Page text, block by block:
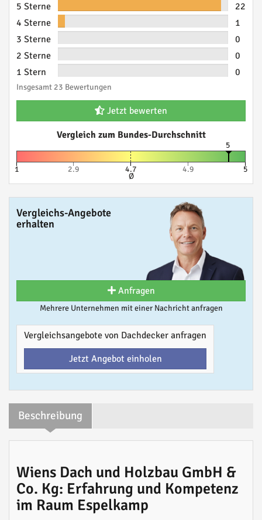
5 Sterne
22
4 Sterne
1
3 Sterne
0
2 Sterne
0
1 Stern
0
Insgesamt 23 Bewertungen
Jetzt bewerten
Vergleich zum Bundes-Durchschnitt
5
1 2.9 4.7
Ø
4.9 5
Vergleichs-Angebote
erhalten
Anfragen
Mehrere Unternehmen mit einer Nachricht anfragen
Vergleichsangebote von Dachdecker anfragen
Jetzt Angebot einholen
Beschreibung
Wiens Dach und Holzbau GmbH &
Co. Kg: Erfahrung und Kompetenz
im Raum Espelkamp